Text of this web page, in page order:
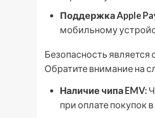
Поддержка Apple
мобильному
Безопасность
Обратите внимание на
Наличие чипа EMV:
при оплате покупок